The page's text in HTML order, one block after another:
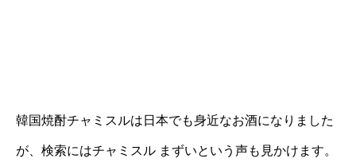
韓国焼酎チャミスルは日本でも身近なお酒になりました
が、検索にはチャミスル まずいという声も見かけます。